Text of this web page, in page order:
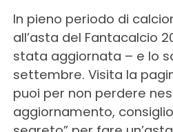
In pieno periodo di
all’asta del Fantacalcio
stata aggiornata – e lo
settembre. Visita la
puoi per non perdere
aggiornamento,